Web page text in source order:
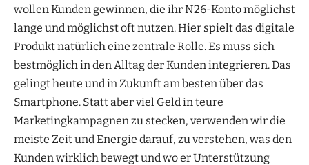
wollen Kunden gewinnen, die ihr N26-Konto möglichst
lange und möglichst oft nutzen. Hier spielt das digitale
Produkt natürlich eine zentrale Rolle. Es muss sich
bestmöglich in den Alltag der Kunden integrieren. Das
gelingt heute und in Zukunft am besten über das
Smartphone. Statt aber viel Geld in teure
Marketingkampagnen zu stecken, verwenden wir die
meiste Zeit und Energie darauf, zu verstehen, was den
Kunden wirklich bewegt und wo er Unterstützung